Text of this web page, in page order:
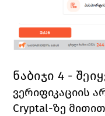
ნაბიჯი 4 -
Cryptal